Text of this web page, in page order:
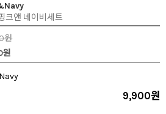
크앤 네이비세트
원
원
9,900원